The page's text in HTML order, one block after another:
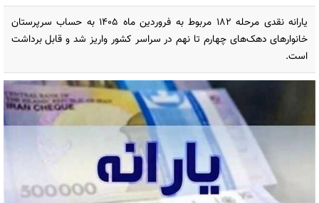
یارانه نقدی مرحله ۱۸۲ مربوط به فروردین ماه ۱۴۰۵ به حساب سرپرستان
خانوارهای دهک‌های چهارم تا نهم در سراسر کشور واریز شد و قابل برداشت
است.